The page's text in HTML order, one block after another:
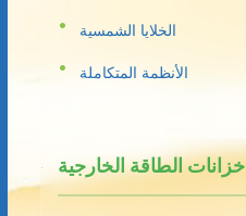
الخلايا الشمسية
الأنظمة المتكاملة
خزانات الطاقة الخارجية